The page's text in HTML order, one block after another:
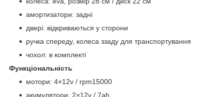
амортизатори: задні
двері: відкриваються у сторони
ручка спереду, колеса ззаду для транспортування
чохол: в комплекті
Функціональність
мотори: 4×12v / rpm15000
акумулятори: 2×12v / 7ah